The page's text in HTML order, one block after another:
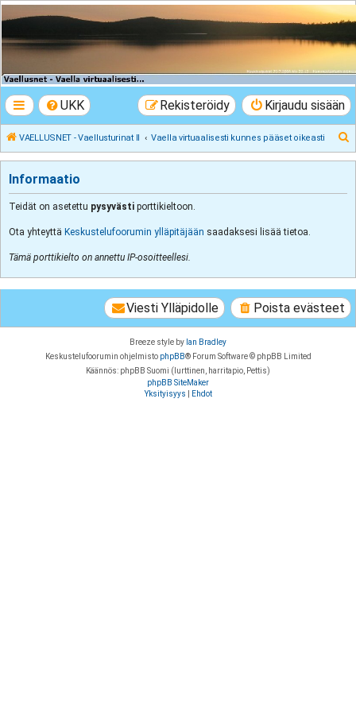
VAELLUSNET -
Vaellusturinat II
UKK Kirjaudu sisään
Rekisteröidy
VAELLUSNET - Vaellusturinat II Vaella virtuaalisesti kunnes pääset oikeasti
Informaatio
Teidät on asetettu pysyvästi porttikieltoon.
Ota yhteyttä Keskustelufoorumin ylläpitäjään saadaksesi lisää tietoa.
Tämä porttikielto on annettu IP-osoitteellesi.
Poista evästeet
Viesti Ylläpidolle
Breeze style by Ian Bradley
Keskustelufoorumin ohjelmisto phpBB® Forum Software © phpBB Limited
Käännös: phpBB Suomi (lurttinen, harritapio, Pettis)
phpBB SiteMaker
Yksityisyys
Ehdot